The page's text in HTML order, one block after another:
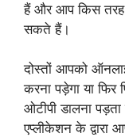
हैं और आप किस तरह
सकते हैं।
दोस्तों आपको
करना पड़ेगा या
ओटीपी डालना
एप्लीकेशन के द्वारा